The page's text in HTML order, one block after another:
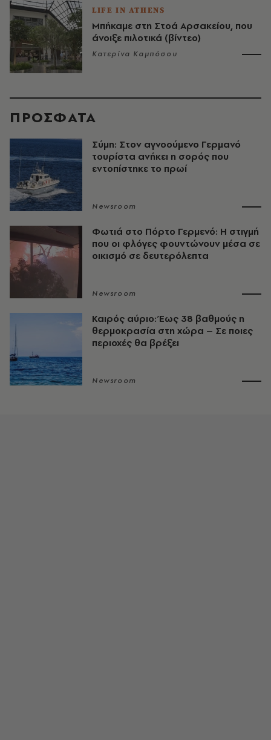
LIFE IN ATHENS
Μπήκαμε στη Στοά Αρσακείου, που
άνοιξε πιλοτικά (βίντεο)
Κατερίνα Καμπόσου
ΠΡΟΣΦΑΤΑ
Σύμη: Στον αγνοούμενο Γερμανό
τουρίστα ανήκει η σορός που
εντοπίστηκε το πρωί
Newsroom
Φωτιά στο Πόρτο Γερμενό: Η στιγμή
που οι φλόγες φουντώνουν μέσα σε
οικισμό σε δευτερόλεπτα
Newsroom
Καιρός αύριο: Έως 38 βαθμούς η
θερμοκρασία στη χώρα – Σε ποιες
περιοχές θα βρέξει
Newsroom